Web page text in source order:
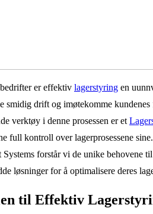
er effektiv lagerstyring en
smidig drift og imøtekomme kundenes
verktøy i denne prosessen er et
full kontroll over lagerprosessene sine.
forstår vi de unike behovene
løsninger for å optimalisere deres
til Effektiv